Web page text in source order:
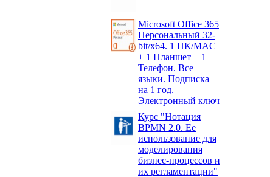
Microsoft Office 365
Персональный 32-
bit/x64. 1 ПК/MAC
+ 1 Планшет + 1
Телефон. Все
языки. Подписка
на 1 год.
Электронный ключ
Курс "Нотация
BPMN 2.0. Ее
использование для
моделирования
бизнес-процессов и
их регламентации"